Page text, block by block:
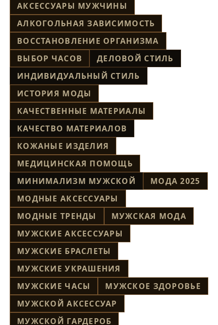
АКСЕССУАРЫ МУЖЧИНЫ
АЛКОГОЛЬНАЯ ЗАВИСИМОСТЬ
ВОССТАНОВЛЕНИЕ ОРГАНИЗМА
ВЫБОР ЧАСОВ
ДЕЛОВОЙ СТИЛЬ
ИНДИВИДУАЛЬНЫЙ СТИЛЬ
ИСТОРИЯ МОДЫ
КАЧЕСТВЕННЫЕ МАТЕРИАЛЫ
КАЧЕСТВО МАТЕРИАЛОВ
КОЖАНЫЕ ИЗДЕЛИЯ
МЕДИЦИНСКАЯ ПОМОЩЬ
МИНИМАЛИЗМ МУЖСКОЙ
МОДА 2025
МОДНЫЕ АКСЕССУАРЫ
МОДНЫЕ ТРЕНДЫ
МУЖСКАЯ МОДА
МУЖСКИЕ АКСЕССУАРЫ
МУЖСКИЕ БРАСЛЕТЫ
МУЖСКИЕ УКРАШЕНИЯ
МУЖСКИЕ ЧАСЫ
МУЖСКОЕ ЗДОРОВЬЕ
МУЖСКОЙ АКСЕССУАР
МУЖСКОЙ ГАРДЕРОБ